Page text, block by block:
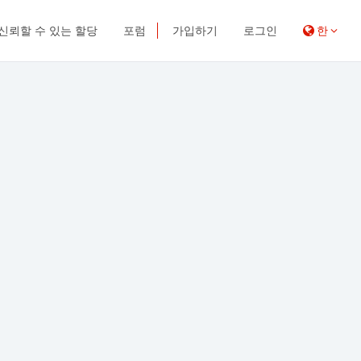
뢰할 수 있는 할당 포럼 가입하기 로그인 한